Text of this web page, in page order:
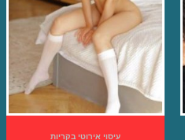
עיסוי אירוטי בקריות